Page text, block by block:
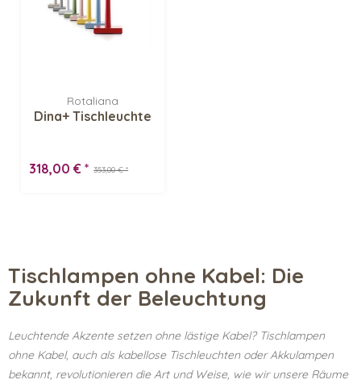
Rotaliana
Dina+ Tischleuchte
353,00 € *
318,00 € *
Tischlampen ohne Kabel: Die
Zukunft der Beleuchtung
Leuchtende Akzente setzen ohne lästige Kabel? Tischlampen
ohne Kabel, auch als kabellose Tischleuchten oder Akkulampen
bekannt, revolutionieren die Art und Weise, wie wir unsere Räume